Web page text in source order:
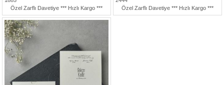
427
29
Özel Zarflı Davetiye *** Hızlı Kargo *** Özel Zarflı Davetiye *** Hızlı Kargo ***